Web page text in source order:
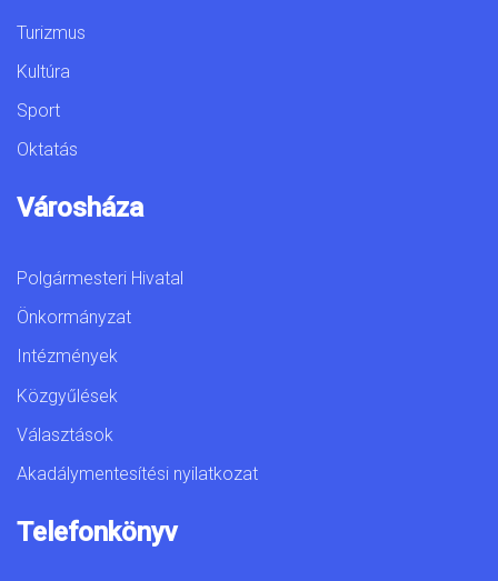
Turizmus
Kultúra
Sport
Oktatás
Városháza
Polgármesteri Hivatal
Önkormányzat
Intézmények
Közgyűlések
Választások
Akadálymentesítési nyilatkozat
Telefonkönyv